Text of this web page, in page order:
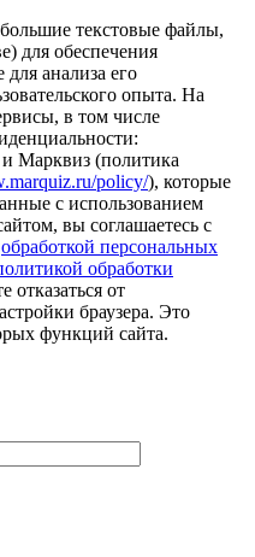
текстовые файлы,
для обеспечения
для анализа его
опыта. На
в том числе
Марквиз (политика
policy/), которые
с использованием
вы соглашаетесь с
обработкой персональных
обработки
отказаться от
браузера. Это
функций сайта.